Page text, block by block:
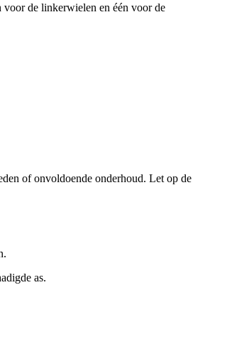
voor de linkerwielen en één voor de
of onvoldoende onderhoud. Let op de
as.